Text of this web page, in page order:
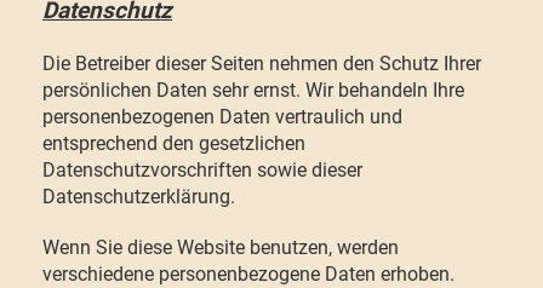
Datenschutz
Die Betreiber dieser Seiten nehmen den Schutz Ihrer
persönlichen Daten sehr ernst. Wir behandeln Ihre
personenbezogenen Daten vertraulich und
entsprechend den gesetzlichen
Datenschutzvorschriften sowie dieser
Datenschutzerklärung.
Wenn Sie diese Website benutzen, werden
verschiedene personenbezogene Daten erhoben.